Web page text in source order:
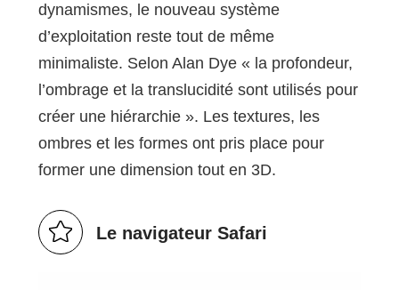
dynamismes, le nouveau système
d’exploitation reste tout de même
minimaliste. Selon Alan Dye « la profondeur,
l’ombrage et la translucidité sont utilisés pour
créer une hiérarchie ». Les textures, les
ombres et les formes ont pris place pour
former une dimension tout en 3D.
Le navigateur Safari